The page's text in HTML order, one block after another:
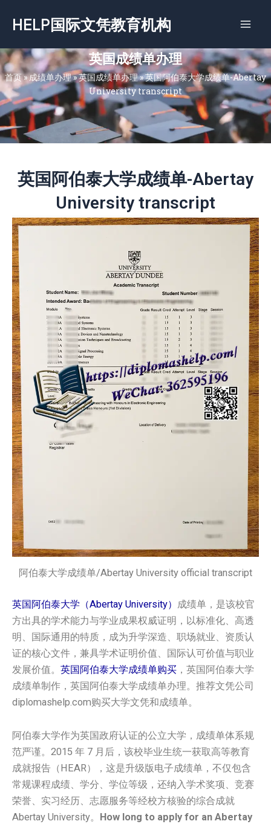
容
HELP国际文凭教育机构
英国成绩单办理
首页»成绩单办理»英国成绩单办理»英国阿伯泰大学成绩单-Abertay
University transcript
英国阿伯泰大学成绩单-Abertay
University transcript
阿伯泰大学成绩单/Abertay University official transcript
英国阿伯泰大学（Abertay University）
成绩单，是该校官
方出具的学术能力与学业成果权威证明，以标准化、高透
明、国际通用的特质，成为升学深造、职场就业、资质认
证的核心文件，兼具学术证明价值、国际认可价值与职业
发展价值。 英国阿伯泰大学‌‌‌‌‌‌‌‌‌‌‌‌‌‌‌‌‌‌‌成绩单购买 ，英国阿伯泰大学‌‌‌‌‌‌‌‌‌‌‌‌‌‌‌‌‌‌‌
成绩单制作，英国阿伯泰大学‌‌‌‌‌‌‌‌‌‌‌‌‌‌‌‌‌‌‌成绩单办理。推荐文凭公司
diplomashelp.com购买大学文凭和成绩单。
阿伯泰大学作为英国政府认证的公立大学，成绩单体系规
范严谨。2015 年 7 月后，该校毕业生统一获取高等教育
成就报告（HEAR），这是升级版电子成绩单，不仅包含
常规课程成绩、学分、学位等级，还纳入学术奖项、竞赛
荣誉、实习经历、志愿服务等经校方核验的综合成就
Abertay University。
How long to apply for an Abertay